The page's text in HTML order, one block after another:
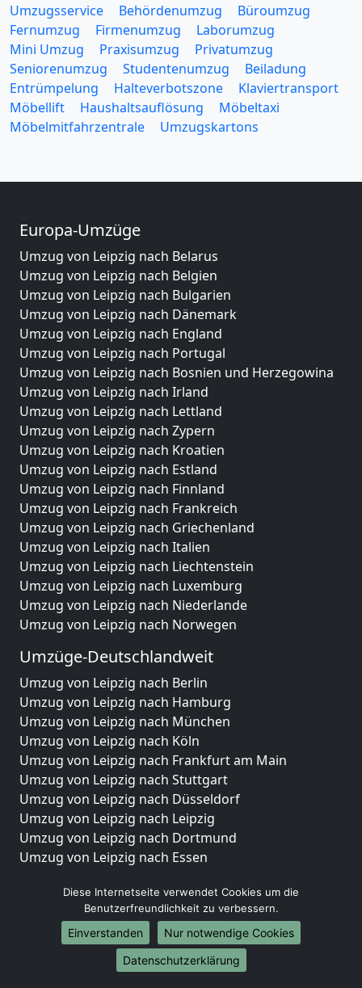
Umzugsservice Behördenumzug
Büroumzug
Fernumzug
Firmenumzug
Laborumzug
Mini Umzug
Praxisumzug
Privatumzug
Seniorenumzug
Studentenumzug
Beiladung
Entrümpelung
Halteverbotszone
Klaviertransport
Möbellift
Haushaltsauflösung
Möbeltaxi
Möbelmitfahrzentrale
Umzugskartons
Europa-Umzüge
Umzug von Leipzig nach Belarus
Umzug von Leipzig nach Belgien
Umzug von Leipzig nach Bulgarien
Umzug von Leipzig nach Dänemark
Umzug von Leipzig nach England
Umzug von Leipzig nach Portugal
Umzug von Leipzig nach Bosnien und Herzegowina
Umzug von Leipzig nach Irland
Umzug von Leipzig nach Lettland
Umzug von Leipzig nach Zypern
Umzug von Leipzig nach Kroatien
Umzug von Leipzig nach Estland
Umzug von Leipzig nach Finnland
Umzug von Leipzig nach Frankreich
Umzug von Leipzig nach Griechenland
Umzug von Leipzig nach Italien
Umzug von Leipzig nach Liechtenstein
Umzug von Leipzig nach Luxemburg
Umzug von Leipzig nach Niederlande
Umzug von Leipzig nach Norwegen
Umzüge-Deutschlandweit
Umzug von Leipzig nach Berlin
Umzug von Leipzig nach Hamburg
Umzug von Leipzig nach München
Umzug von Leipzig nach Köln
Umzug von Leipzig nach Frankfurt am Main
Umzug von Leipzig nach Stuttgart
Umzug von Leipzig nach Düsseldorf
Umzug von Leipzig nach Leipzig
Umzug von Leipzig nach Dortmund
Umzug von Leipzig nach Essen
Umzug von Leipzig nach Dresden
Umzug von Leipzig nach Hannover
Umzug von Leipzig nach Nürnberg
Umzug von Leipzig nach Duisburg
Umzug von Leipzig nach Bochum
Diese Internetseite verwendet Cookies um die
Benutzerfreundlichkeit zu verbessern.
Einverstanden
Nur notwendige Cookies
Datenschutzerklärung